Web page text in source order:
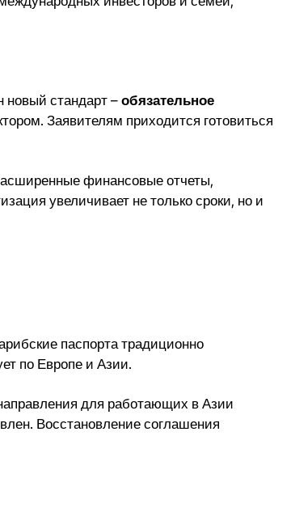
новый стандарт – обязательное
Заявителям приходится готовиться
финансовые отчеты,
увеличивает не только сроки, но и
паспорта традиционно
по Европе и Азии.
для работающих в Азии
Восстановление соглашения